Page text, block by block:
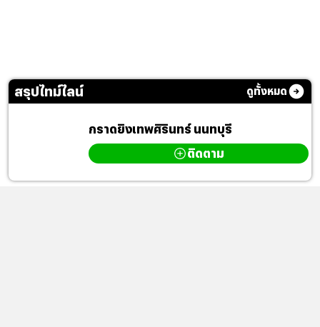
สรุปไทม์ไลน์ ดูทั้งหมด
กราดยิงเทพศิรินทร์ นนทบุรี
ติดตาม